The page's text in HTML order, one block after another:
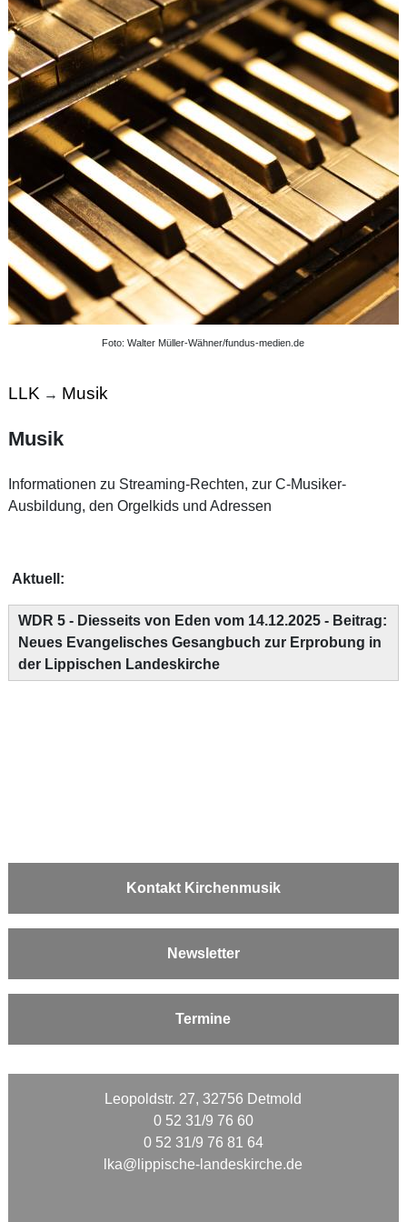
Foto: Walter Müller-Wähner/fundus-medien.de
LLK → Musik
Musik
Informationen zu Streaming-Rechten, zur C-Musiker-
Ausbildung, den Orgelkids und Adressen
Aktuell:
WDR 5 - Diesseits von Eden vom 14.12.2025 - Beitrag:
Neues Evangelisches Gesangbuch zur Erprobung in
der Lippischen Landeskirche
Kontakt Kirchenmusik
Newsletter
Termine
Leopoldstr. 27, 32756 Detmold
0 52 31/9 76 60
0 52 31/9 76 81 64
lka@lippische-landeskirche.de